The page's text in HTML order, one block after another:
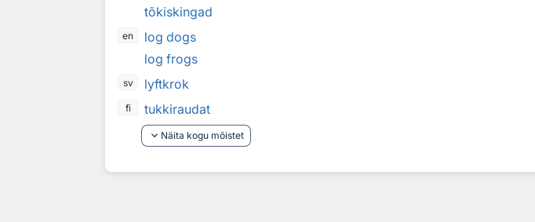
tõkiskingad
en
log dogs
log frogs
sv lyftkrok
fi
tukkiraudat
keyboard_arrow_down Näita kogu mõistet